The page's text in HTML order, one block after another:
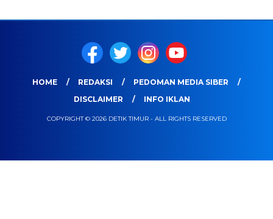
HOME REDAKSI
PEDOMAN MEDIA SIBER
DISCLAIMER
INFO IKLAN
COPYRIGHT © 2026 DETIK TIMUR - ALL RIGHTS RESERVED